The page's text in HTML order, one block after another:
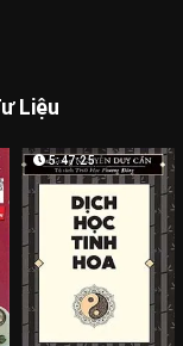
Liệu
5:47:25